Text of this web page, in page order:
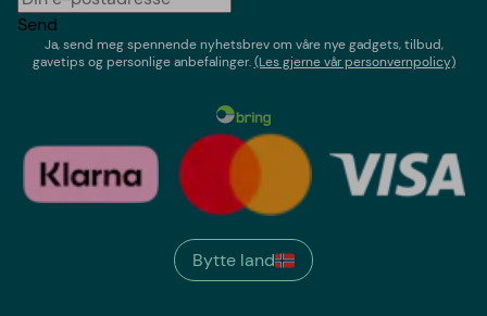
Send
Ja, send meg spennende nyhetsbrev om våre nye gadgets, tilbud,
gavetips og personlige anbefalinger.(Les gjerne vår personvernpolicy)
Bytte land